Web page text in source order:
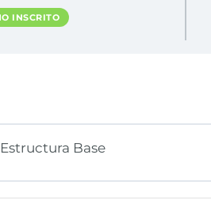
INSCRITO
Base